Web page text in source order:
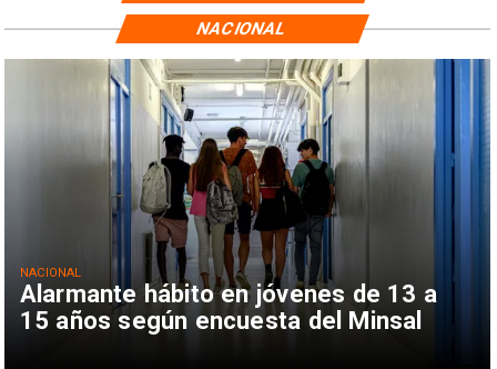
Alarmante hábito en jóvenes de 13 a
15 años según encuesta del Minsal
NACIONAL
NACIONAL